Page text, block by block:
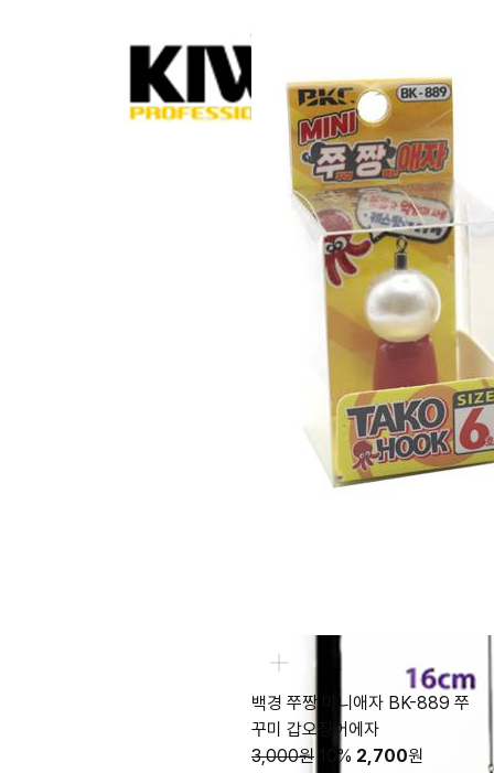
백경 쭈짱 미니애자 BK-889 쭈
꾸미 갑오징어에자
3,000원
10% 2,700원